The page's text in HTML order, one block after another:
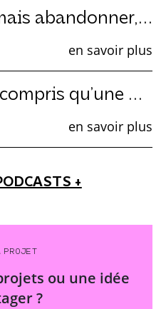
+
Aurel Zola : “Ne jamais abandonner, même s’il y a des obstacles”
en savoir plus
Alber-K : “J’ai vite compris qu’une passion pouvait devenir quelque chose de grand”
en savoir plus
PROJET
ou une idée
?